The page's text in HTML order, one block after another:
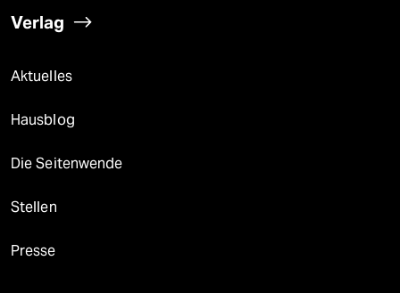
Verlag
Aktuelles
Hausblog
Die Seitenwende
Stellen
Presse